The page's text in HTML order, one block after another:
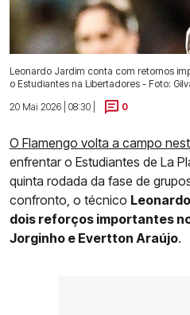
Leonardo Jardim conta com retornos
o Estudiantes na Libertadores - Foto:
20 Mai 2026 | 08:30 |
0
O Flamengo volta a campo
enfrentar o Estudiantes de La
quinta rodada da fase de
confronto, o técnico
dois reforços importantes
Jorginho e Evertton Araújo.